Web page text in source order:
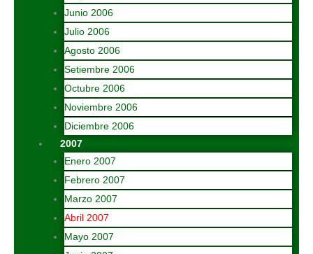
Junio 2006
Julio 2006
Agosto 2006
Setiembre 2006
Octubre 2006
Noviembre 2006
Diciembre 2006
2007
Enero 2007
Febrero 2007
Marzo 2007
Abril 2007
Mayo 2007